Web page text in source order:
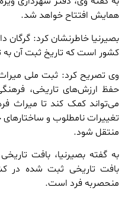
همایش افتتاح خواهد شد.
بصیرنیا خاطرنشان کرد: گرگان
کشور است که تاریخ ثبت آن به تاریخ ۲۴ شهریور ۱۳۱۰
وی تصریح کرد: ثبت ملی
حفظ ارزش‌های تاریخی،
می‌تواند کمک کند تا میراث
تغییرات نامطلوب و
منتقل شود.
بافت تاریخی ثبت شده در
منحصربه فرد است.